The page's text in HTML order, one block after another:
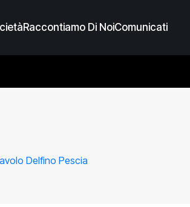
Raccontiamo Di NoiComunicati
Delfino Pescia